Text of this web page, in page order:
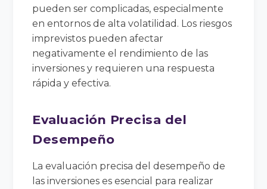
pueden ser complicadas, especialmente
en entornos de alta volatilidad. Los riesgos
imprevistos pueden afectar
negativamente el rendimiento de las
inversiones y requieren una respuesta
rápida y efectiva.
Evaluación Precisa del
Desempeño
La evaluación precisa del desempeño de
las inversiones es esencial para realizar